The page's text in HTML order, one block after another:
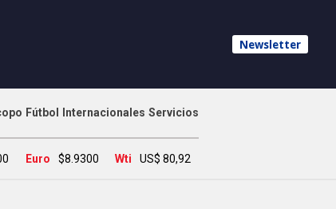
Newsletter
Fútbol Internacionales Servicios
Euro $8.9300 Wti US$ 80,92